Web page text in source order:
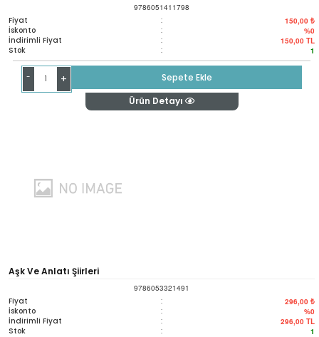
9786051411798
Fiyat : 150,00 ₺
İskonto : %0
İndirimli Fiyat : 150,00 TL
Stok : 1
- +
Sepete Ekle
Ürün Detayı
Aşk Ve Anlatı Şiirleri
9786053321491
Fiyat : 296,00 ₺
İskonto : %0
İndirimli Fiyat : 296,00 TL
Stok : 1